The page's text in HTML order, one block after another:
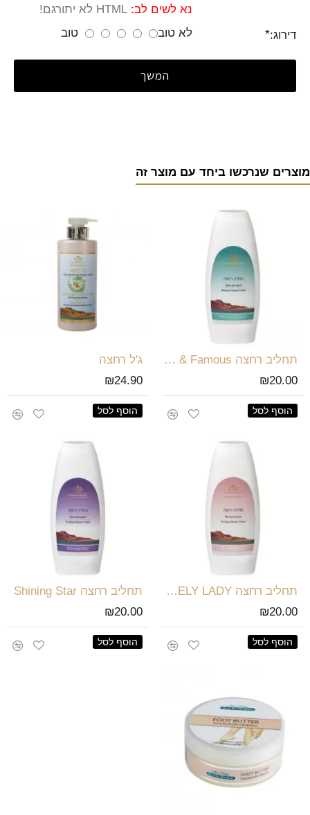
נא לשים לב:
דירוג:
לא טוב טוב
המשך
מוצרים שנרכשו ביחד עם מוצר זה
תחליב רחצה Rich & Famous
₪20.00
הוסף לסל
ג'ל רחצה
₪24.90
הוסף לסל
תחליב רחצה LOVELY LADY
₪20.00
הוסף לסל
תחליב רחצה Shining Star
₪20.00
הוסף לסל